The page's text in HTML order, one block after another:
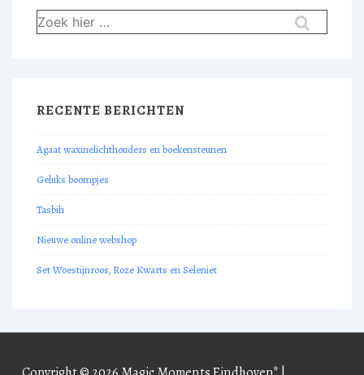
Zoek
naar:
RECENTE BERICHTEN
Agaat waxinelichthouders en boekensteunen
Geluks boompjes
Tasbih
Nieuwe online webshop
Set Woestijnroos, Roze Kwarts en Seleniet